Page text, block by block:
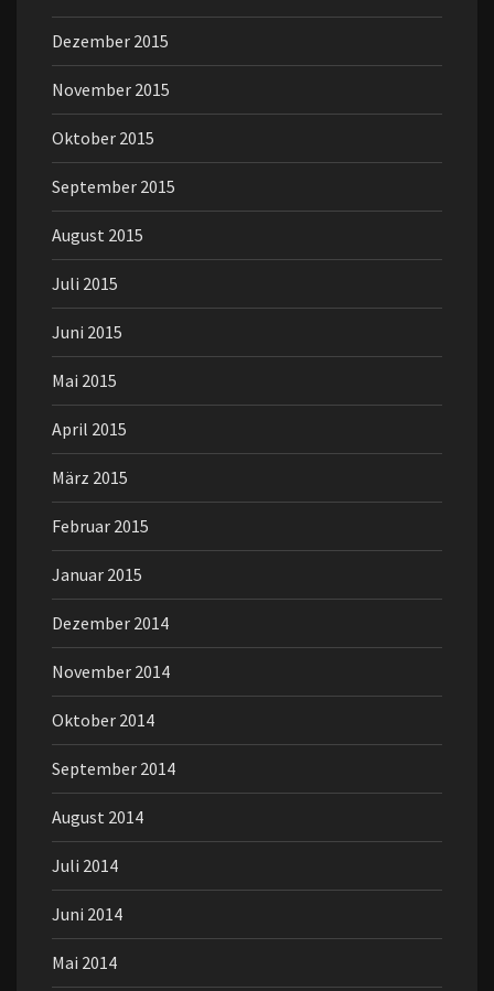
Dezember 2015
November 2015
Oktober 2015
September 2015
August 2015
Juli 2015
Juni 2015
Mai 2015
April 2015
März 2015
Februar 2015
Januar 2015
Dezember 2014
November 2014
Oktober 2014
September 2014
August 2014
Juli 2014
Juni 2014
Mai 2014